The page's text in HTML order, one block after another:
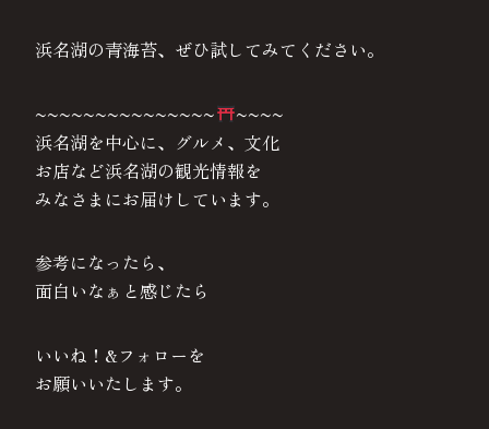
浜名湖の青海苔、ぜひ試してみてください。
~~~~~~~~~~~~~~~
~~~~
浜名湖を中心に、グルメ、文化
お店など浜名湖の観光情報を
みなさまにお届けしています。
参考になったら、
面白いなぁと感じたら
いいね！&フォローを
お願いいたします。